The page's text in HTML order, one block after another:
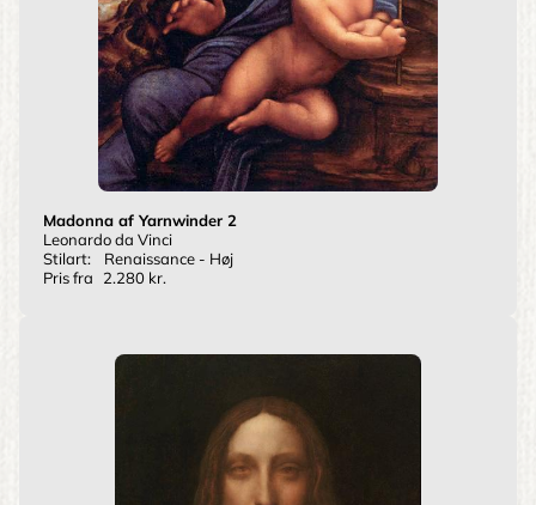
Madonna af Yarnwinder 2
Leonardo da Vinci
Stilart:
Renaissance - Høj
Pris fra
2.280 kr.